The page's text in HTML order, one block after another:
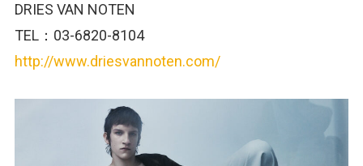
DRIES VAN NOTEN
TEL：03-6820-8104
http://www.driesvannoten.com/